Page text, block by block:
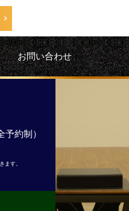
お問い合わせ
予約制）
ます。